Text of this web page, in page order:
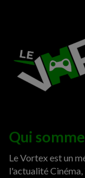
Qui
Le Vortex est un
l'actualité Cinéma,